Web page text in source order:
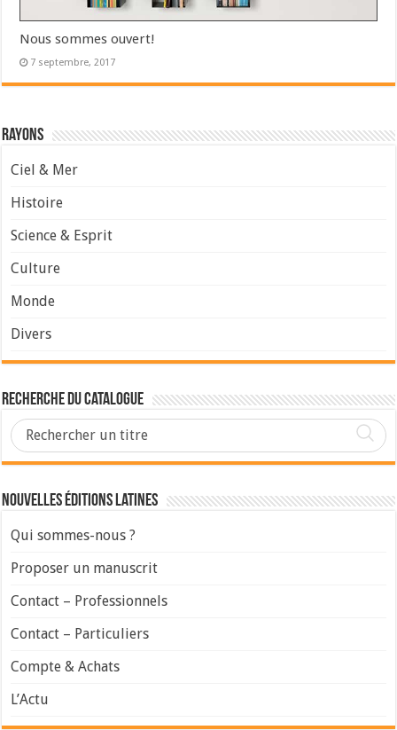
Nous sommes ouvert!
7 septembre, 2017
Rayons
Ciel & Mer
Histoire
Science & Esprit
Culture
Monde
Divers
Recherche du Catalogue
Nouvelles Éditions Latines
Qui sommes-nous ?
Proposer un manuscrit
Contact – Professionnels
Contact – Particuliers
Compte & Achats
L’Actu